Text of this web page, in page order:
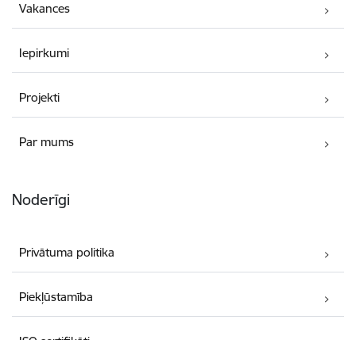
Vakances
Iepirkumi
Projekti
Par mums
Noderīgi
Privātuma politika
Piekļūstamība